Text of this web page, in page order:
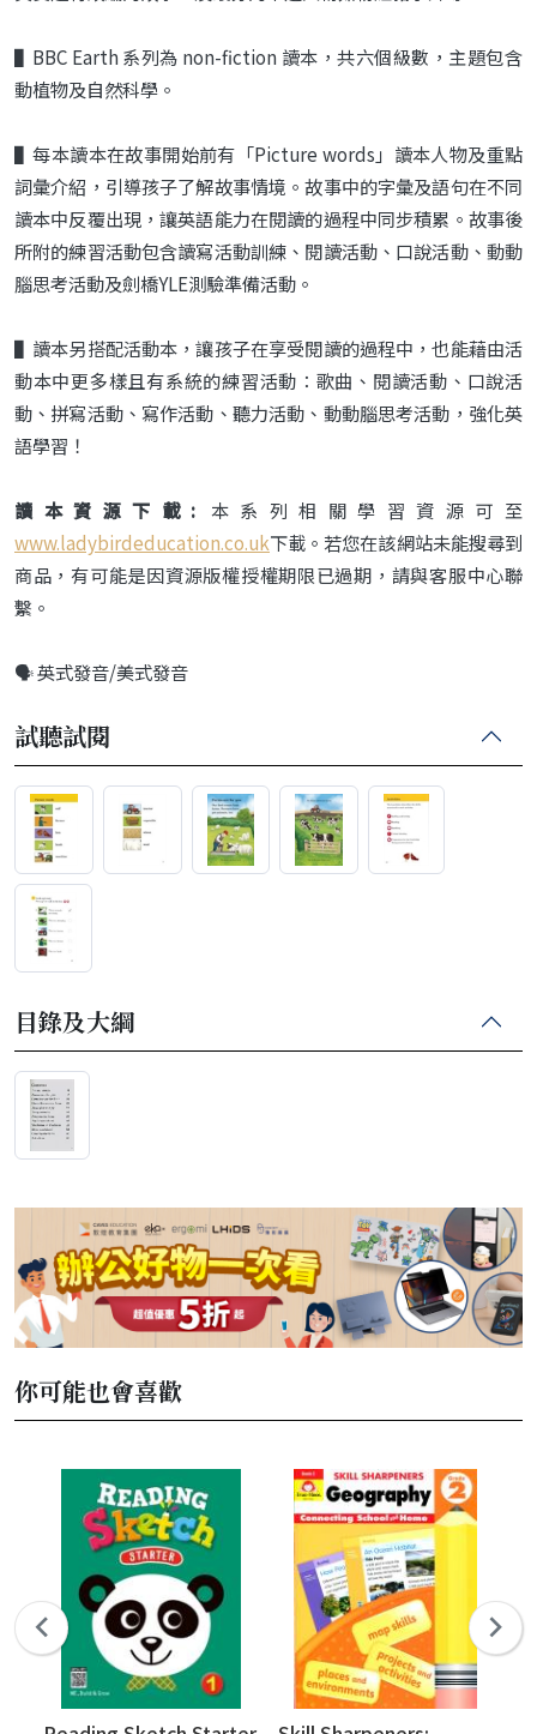
▌BBC Earth 系列為 non-fiction 讀本，共六個級數，主題包含
動植物及自然科學。
▌每本讀本在故事開始前有「Picture words」讀本人物及重點
詞彙介紹，引導孩子了解故事情境。故事中的字彙及語句在不同
讀本中反覆出現，讓英語能力在閱讀的過程中同步積累。故事後
所附的練習活動包含讀寫活動訓練、閱讀活動、口說活動、動動
腦思考活動及劍橋YLE測驗準備活動。
▌讀本另搭配活動本，讓孩子在享受閱讀的過程中，也能藉由活
動本中更多樣且有系統的練習活動：歌曲、閱讀活動、口說活
動、拼寫活動、寫作活動、聽力活動、動動腦思考活動，強化英
語學習！
讀本資源下載: 本系列相關學習資源可至
www.ladybirdeducation.co.uk下載。若您在該網站未能搜尋到
商品，有可能是因資源版權授權期限已過期，請與客服中心聯
繫。
🗣️ 英式發音/美式發音
試聽試閱
目錄及大綱
你可能也會喜歡